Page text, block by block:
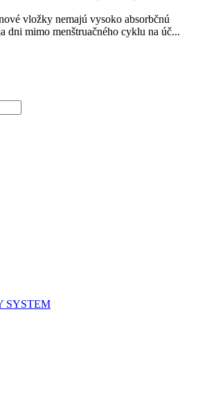
vložky nemajú vysoko absorbčnú
dni mimo menštruačného cyklu na úč...